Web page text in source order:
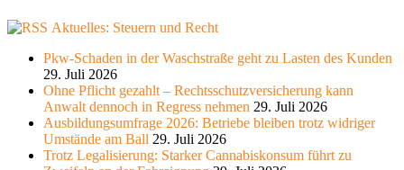
Aktuelles: Steuern und Recht
Pkw-Schaden in der Waschstraße geht zu Lasten des Kunden
29. Juli 2026
Ohne Pflicht gezahlt – Rechtsschutzversicherung kann
Anwalt dennoch in Regress nehmen 29. Juli 2026
Ausbildungsumfrage 2026: Betriebe bleiben trotz widriger
Umstände am Ball 29. Juli 2026
Trotz Legalisierung: Starker Cannabiskonsum führt zu